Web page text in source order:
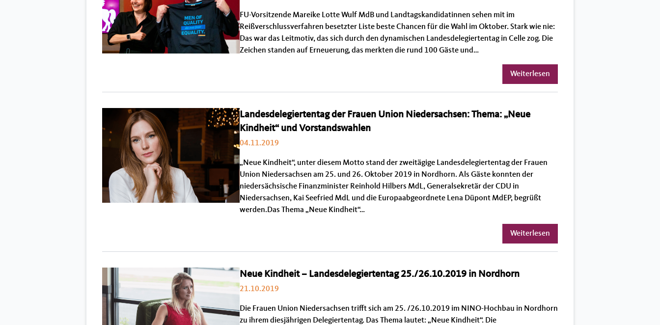
FU-Vorsitzende Mareike Lotte Wulf MdB und Landtagskandidatinnen sehen mit im
Reißverschlussverfahren besetzter Liste beste Chancen für die Wahl im Oktober. Stark wie nie:
Das war das Leitmotiv, das sich durch den dynamischen Landesdelegiertentag in Celle zog. Die
Zeichen standen auf Erneuerung, das merkten die rund 100 Gäste und…
Weiterlesen
Landesdelegiertentag der Frauen Union Niedersachsen: Thema: „Neue
Kindheit“ und Vorstandswahlen
04.11.2019
„Neue Kindheit“, unter diesem Motto stand der zweitägige Landesdelegiertentag der Frauen
Union Niedersachsen am 25. und 26. Oktober 2019 in Nordhorn. Als Gäste konnten der
niedersächsische Finanzminister Reinhold Hilbers MdL, Generalsekretär der CDU in
Niedersachsen, Kai Seefried MdL und die Europaabgeordnete Lena Düpont MdEP, begrüßt
werden.Das Thema „Neue Kindheit“…
Weiterlesen
Neue Kindheit – Landesdelegiertentag 25./26.10.2019 in Nordhorn
21.10.2019
Die Frauen Union Niedersachsen trifft sich am 25. /26.10.2019 im NINO-Hochbau in Nordhorn
zu ihrem diesjährigen Delegiertentag. Das Thema lautet: „Neue Kindheit“. Die